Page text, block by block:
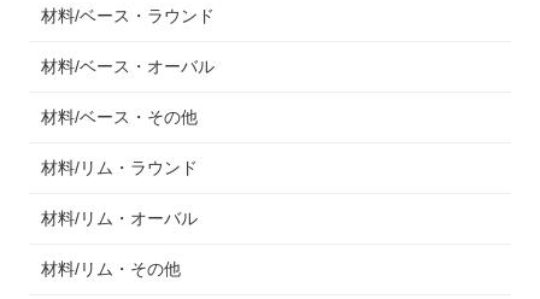
材料/ベース・ラウンド
材料/ベース・オーバル
材料/ベース・その他
材料/リム・ラウンド
材料/リム・オーバル
材料/リム・その他